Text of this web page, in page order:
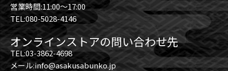
営業時間:11:00～17:00
TEL:080-5028-4146
オンラインストアの問い合わせ先
TEL:03-3862-4698
メール:info@asakusabunko.jp